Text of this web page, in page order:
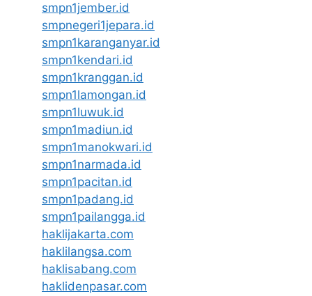
smpn1jember.id
smpnegeri1jepara.id
smpn1karanganyar.id
smpn1kendari.id
smpn1kranggan.id
smpn1lamongan.id
smpn1luwuk.id
smpn1madiun.id
smpn1manokwari.id
smpn1narmada.id
smpn1pacitan.id
smpn1padang.id
smpn1pailangga.id
haklijakarta.com
haklilangsa.com
haklisabang.com
haklidenpasar.com